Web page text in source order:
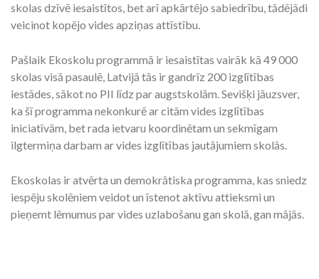
skolas dzīvē iesaistītos, bet arī apkārtējo sabiedrību, tādējādi
veicinot kopējo vides apziņas attīstību.
Pašlaik Ekoskolu programmā ir iesaistītas vairāk kā 49 000
skolas visā pasaulē, Latvijā tās ir gandrīz 200 izglītības
iestādes, sākot no PII līdz par augstskolām. Sevišķi jāuzsver,
ka šī programma nekonkurē ar citām vides izglītības
iniciatīvām, bet rada ietvaru koordinētam un sekmīgam
ilgtermiņa darbam ar vides izglītības jautājumiem skolās.
Ekoskolas ir atvērta un demokrātiska programma, kas sniedz
iespēju skolēniem veidot un īstenot aktīvu attieksmi un
pieņemt lēmumus par vides uzlabošanu gan skolā, gan mājās.